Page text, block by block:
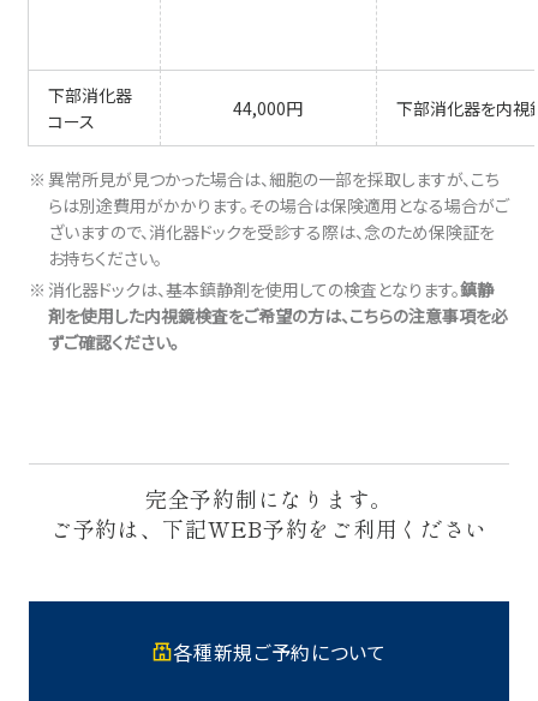
下部消化器
コース
44,000円 下部消化器を内視
異常所見が見つかった場合は、細胞の一部を採取しますが、こち
らは別途費用がかかります。その場合は保険適用となる場合がご
ざいますので、消化器ドックを受診する際は、念のため保険証を
お持ちください。
消化器ドックは、基本鎮静剤を使用しての検査となります。鎮静
剤を使用した内視鏡検査をご希望の方は、こちらの注意事項を必
ずご確認ください。
完全予約制になります。
ご予約は、下記WEB予約をご利用ください
各種新規ご予約について